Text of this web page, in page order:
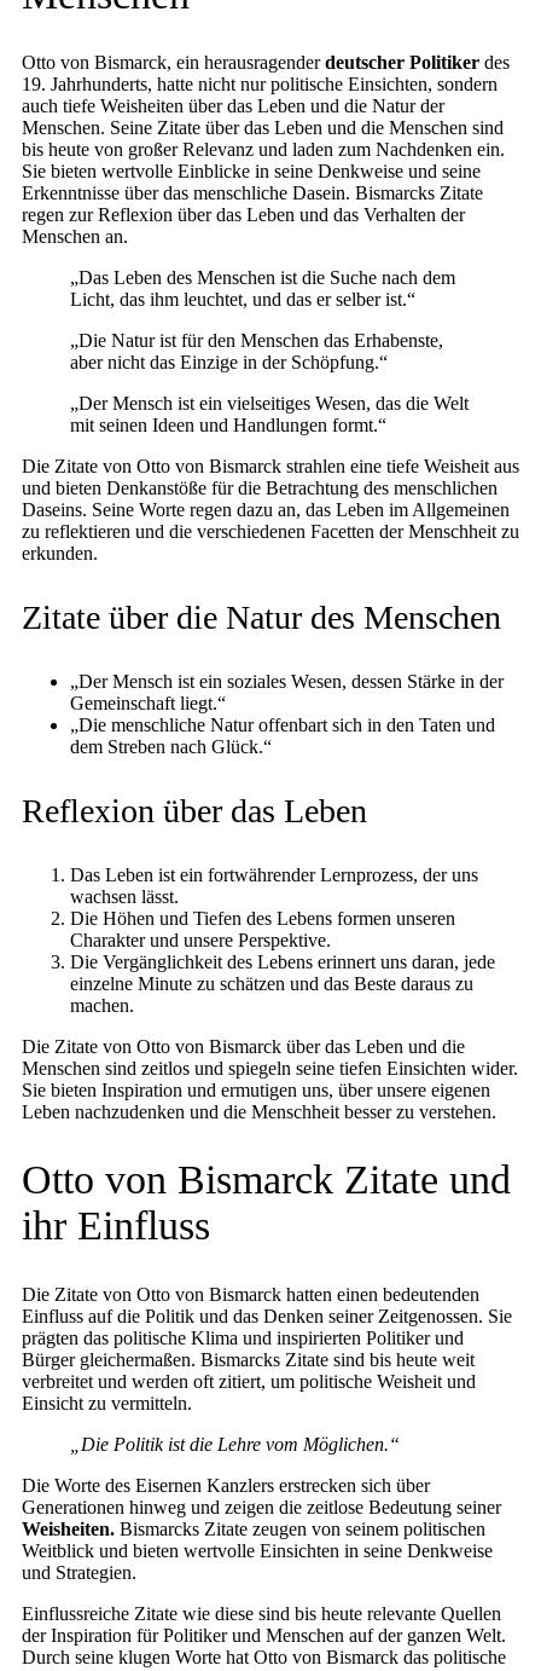
Otto von Bismarck, ein herausragenderdeutscher Politiker des
19. Jahrhunderts, hatte nicht nur politische Einsichten, sondern
auch tiefe Weisheiten über das Leben und die Natur der
Menschen. Seine Zitate über das Leben und die Menschen sind
bis heute von großer Relevanz und laden zum Nachdenken ein.
Sie bieten wertvolle Einblicke in seine Denkweise und seine
Erkenntnisse über das menschliche Dasein. Bismarcks Zitate
regen zur Reflexion über das Leben und das Verhalten der
Menschen an.
„Das Leben des Menschen ist die Suche nach dem
Licht, das ihm leuchtet, und das er selber ist.“
„Die Natur ist für den Menschen das Erhabenste,
aber nicht das Einzige in der Schöpfung.“
„Der Mensch ist ein vielseitiges Wesen, das die Welt
mit seinen Ideen und Handlungen formt.“
Die Zitate von Otto von Bismarck strahlen eine tiefe Weisheit aus
und bieten Denkanstöße für die Betrachtung des menschlichen
Daseins. Seine Worte regen dazu an, das Leben im Allgemeinen
zu reflektieren und die verschiedenen Facetten der Menschheit zu
erkunden.
Zitate über die Natur des Menschen
„Der Mensch ist ein soziales Wesen, dessen Stärke in der
Gemeinschaft liegt.“
„Die menschliche Natur offenbart sich in den Taten und
dem Streben nach Glück.“
Reflexion über das Leben
Das Leben ist ein fortwährender Lernprozess, der uns
wachsen lässt.
Die Höhen und Tiefen des Lebens formen unseren
Charakter und unsere Perspektive.
Die Vergänglichkeit des Lebens erinnert uns daran, jede
einzelne Minute zu schätzen und das Beste daraus zu
machen.
Die Zitate von Otto von Bismarck über das Leben und die
Menschen sind zeitlos und spiegeln seine tiefen Einsichten wider.
Sie bieten Inspiration und ermutigen uns, über unsere eigenen
Leben nachzudenken und die Menschheit besser zu verstehen.
Otto von Bismarck Zitate und
ihr Einfluss
Die Zitate von Otto von Bismarck hatten einen bedeutenden
Einfluss auf die Politik und das Denken seiner Zeitgenossen. Sie
prägten das politische Klima und inspirierten Politiker und
Bürger gleichermaßen. Bismarcks Zitate sind bis heute weit
verbreitet und werden oft zitiert, um politische Weisheit und
Einsicht zu vermitteln.
„Die Politik ist die Lehre vom Möglichen.“
Die Worte des Eisernen Kanzlers erstrecken sich über
Generationen hinweg und zeigen die zeitlose Bedeutung seiner
Weisheiten. Bismarcks Zitate zeugen von seinem politischen
Weitblick und bieten wertvolle Einsichten in seine Denkweise
und Strategien.
Einflussreiche Zitate wie diese sind bis heute relevante Quellen
der Inspiration für Politiker und Menschen auf der ganzen Welt.
Durch seine klugen Worte hat Otto von Bismarck das politische